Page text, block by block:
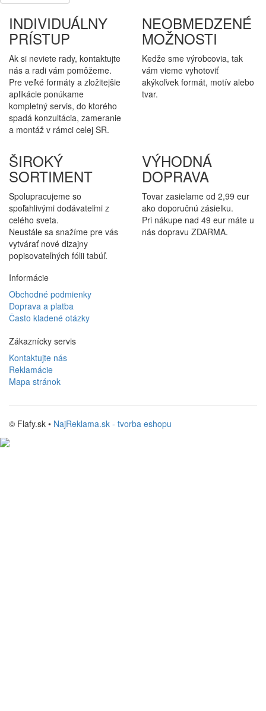
INDIVIDUÁLNY
PRÍSTUP
Ak si neviete rady, kontaktujte
nás a radi vám pomôžeme.
Pre veľké formáty a zložitejšie
aplikácie ponúkame
kompletný servis, do ktorého
spadá konzultácia, zameranie
a montáž v rámci celej SR.
NEOBMEDZENÉ
MOŽNOSTI
Kedže sme výrobcovia, tak
vám vieme vyhotoviť
akýkoľvek formát, motív alebo
tvar.
ŠIROKÝ
SORTIMENT
Spolupracujeme so
spoľahlivými dodávateľmi z
celého sveta.
Neustále sa snažíme pre vás
vytvárať nové dizajny
popisovateľných fólii tabúľ.
VÝHODNÁ
DOPRAVA
Tovar zasielame od 2,99 eur
ako doporučnú zásielku.
Pri nákupe nad 49 eur máte u
nás dopravu ZDARMA.
Informácie
Obchodné podmienky
Doprava a platba
Často kladené otázky
Zákaznícky servis
Kontaktujte nás
Reklamácie
Mapa stránok
© Flafy.sk • NajReklama.sk - tvorba eshopu